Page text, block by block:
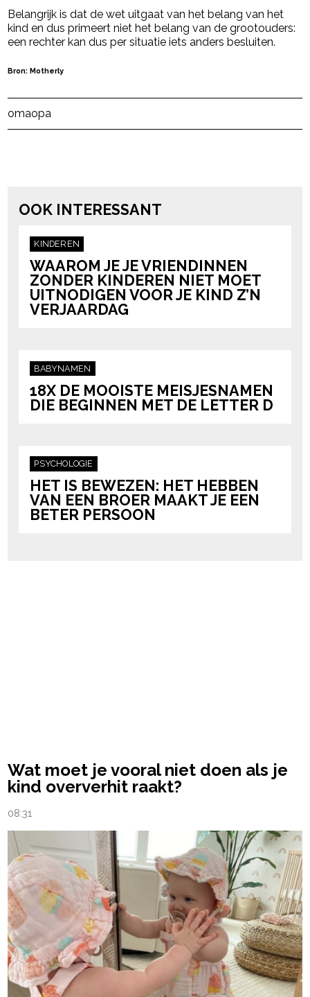
Belangrijk is dat de wet uitgaat van het belang van het
kind en dus primeert niet het belang van de grootouders:
een rechter kan dus per situatie iets anders besluiten.
Bron: Motherly
Post Views: 41
omaopa
OOK INTERESSANT
KINDEREN
WAAROM JE JE VRIENDINNEN
ZONDER KINDEREN NIET MOET
UITNODIGEN VOOR JE KIND Z’N
VERJAARDAG
BABYNAMEN
18X DE MOOISTE MEISJESNAMEN
DIE BEGINNEN MET DE LETTER D
PSYCHOLOGIE
HET IS BEWEZEN: HET HEBBEN
VAN EEN BROER MAAKT JE EEN
BETER PERSOON
Wat moet je vooral niet doen als je
kind oververhit raakt?
08:31